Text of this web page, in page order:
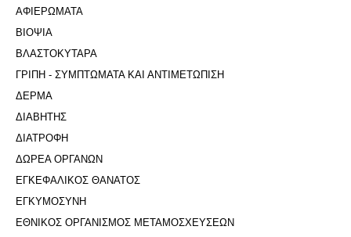
ΑΦΙΕΡΩΜΑΤΑ
ΒΙΟΨΙΑ
ΒΛΑΣΤΟΚΥΤΑΡΑ
ΓΡΙΠΗ - ΣΥΜΠΤΩΜΑΤΑ ΚΑΙ ΑΝΤΙΜΕΤΩΠΙΣΗ
ΔΕΡΜΑ
ΔΙΑΒΗΤΗΣ
ΔΙΑΤΡΟΦΗ
ΔΩΡΕΑ ΟΡΓΑΝΩΝ
ΕΓΚΕΦΑΛΙΚΟΣ ΘΑΝΑΤΟΣ
ΕΓΚΥΜΟΣΥΝΗ
ΕΘΝΙΚΟΣ ΟΡΓΑΝΙΣΜΟΣ ΜΕΤΑΜΟΣΧΕΥΣΕΩΝ